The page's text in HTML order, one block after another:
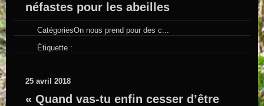
néfastes pour les abeilles
CatégoriesOn nous prend pour des c...
Étiquette :
25 avril 2018
« Quand vas-tu enfin cesser d’être